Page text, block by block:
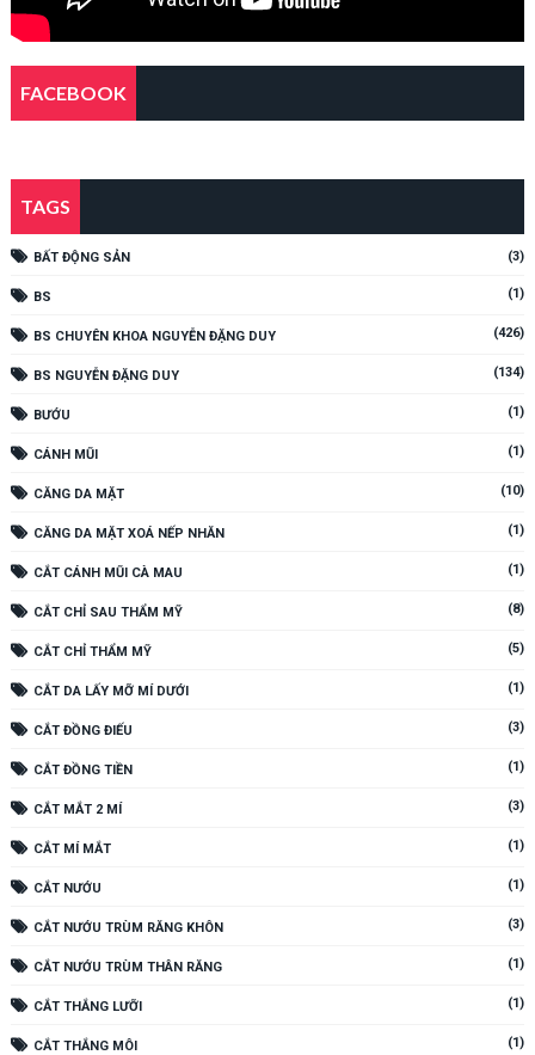
FACEBOOK
TAGS
BẤT ĐỘNG SẢN (3)
BS (1)
BS CHUYÊN KHOA NGUYỄN ĐẶNG DUY (426)
BS NGUYỄN ĐẶNG DUY (134)
BƯỚU (1)
CÁNH MŨI (1)
CĂNG DA MẶT (10)
CĂNG DA MẶT XOÁ NẾP NHĂN (1)
CẮT CÁNH MŨI CÀ MAU (1)
CẮT CHỈ SAU THẨM MỸ (8)
CẮT CHỈ THẨM MỸ (5)
CẮT DA LẤY MỠ MÍ DƯỚI (1)
CẮT ĐỒNG ĐIẾU (3)
CẮT ĐỒNG TIỀN (1)
CẮT MẮT 2 MÍ (3)
CẮT MÍ MẮT (1)
CẮT NƯỚU (1)
CẮT NƯỚU TRÙM RĂNG KHÔN (3)
CẮT NƯỚU TRÙM THÂN RĂNG (1)
CẮT THẮNG LƯỠI (1)
CẮT THẮNG MÔI (1)